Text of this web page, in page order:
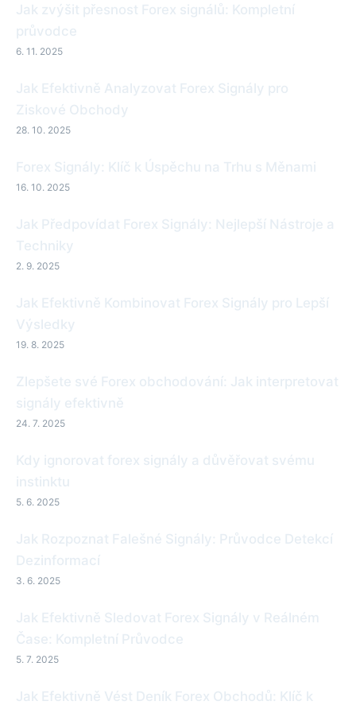
Jak zvýšit přesnost Forex signálů: Kompletní
průvodce
6. 11. 2025
Jak Efektivně Analyzovat Forex Signály pro
Ziskové Obchody
28. 10. 2025
Forex Signály: Klíč k Úspěchu na Trhu s Měnami
16. 10. 2025
Jak Předpovídat Forex Signály: Nejlepší Nástroje a
Techniky
2. 9. 2025
Jak Efektivně Kombinovat Forex Signály pro Lepší
Výsledky
19. 8. 2025
Zlepšete své Forex obchodování: Jak interpretovat
signály efektivně
24. 7. 2025
Kdy ignorovat forex signály a důvěřovat svému
instinktu
5. 6. 2025
Jak Rozpoznat Falešné Signály: Průvodce Detekcí
Dezinformací
3. 6. 2025
Jak Efektivně Sledovat Forex Signály v Reálném
Čase: Kompletní Průvodce
5. 7. 2025
Jak Efektivně Vést Deník Forex Obchodů: Klíč k